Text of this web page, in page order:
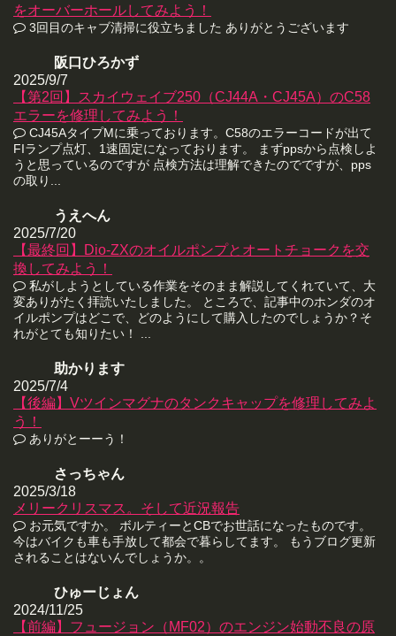
をオーバーホールしてみよう！
3回目のキャブ清掃に役立ちました ありがとうございます
阪口ひろかず
2025/9/7
【第2回】スカイウェイブ250（CJ44A・CJ45A）のC58
エラーを修理してみよう！
CJ45AタイプMに乗っております。C58のエラーコードが出て
FIランプ点灯、1速固定になっております。 まずppsから点検しよ
うと思っているのですが 点検方法は理解できたのでですが、pps
の取り...
うえへん
2025/7/20
【最終回】Dio-ZXのオイルポンプとオートチョークを交
換してみよう！
私がしようとしている作業をそのまま解説してくれていて、大
変ありがたく拝読いたしました。 ところで、記事中のホンダのオ
イルポンプはどこで、どのようにして購入したのでしょうか？そ
れがとても知りたい！ ...
助かります
2025/7/4
【後編】Vツインマグナのタンクキャップを修理してみよ
う！
ありがとーーう！
さっちゃん
2025/3/18
メリークリスマス。そして近況報告
お元気ですか。 ボルティーとCBでお世話になったものです。
今はバイクも車も手放して都会で暮らしてます。 もうブログ更新
されることはないんでしょうか。。
ひゅーじょん
2024/11/25
【前編】フュージョン（MF02）のエンジン始動不良の原